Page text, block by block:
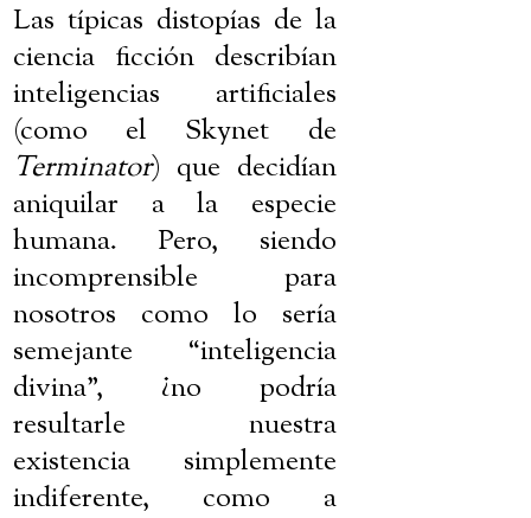
Las típicas distopías de la
ciencia ficción describían
inteligencias artificiales
(como el Skynet de
Terminator) que decidían
aniquilar a la especie
humana. Pero, siendo
incomprensible para
nosotros como lo sería
semejante “inteligencia
divina”, ¿no podría
resultarle nuestra
existencia simplemente
indiferente, como a